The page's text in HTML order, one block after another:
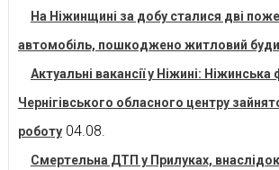
На Ніжинщині за добу сталися дві
автомобіль, пошкоджено житловий
Актуальні вакансії у Ніжині: Ніжинська
Чернігівського обласного центру
роботу 04.08.
Смертельна ДТП у Прилуках, внаслідок